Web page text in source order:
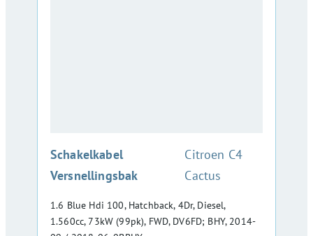
Schakelkabel
Versnellingsbak
:Citroen C4
Cactus
1.6 Blue Hdi 100, Hatchback, 4Dr, Diesel,
1.560cc, 73kW (99pk), FWD, DV6FD; BHY, 2014-